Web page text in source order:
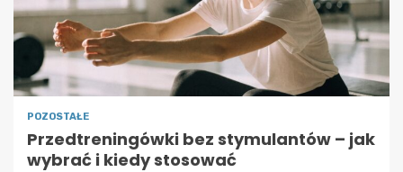
POZOSTAŁE
Przedtreningówki bez stymulantów – jak
wybrać i kiedy stosować